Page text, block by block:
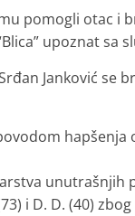
pomogli otac i
upoznat sa
Janković se
hapšenja
unutrašnjih
i D. D. (40)